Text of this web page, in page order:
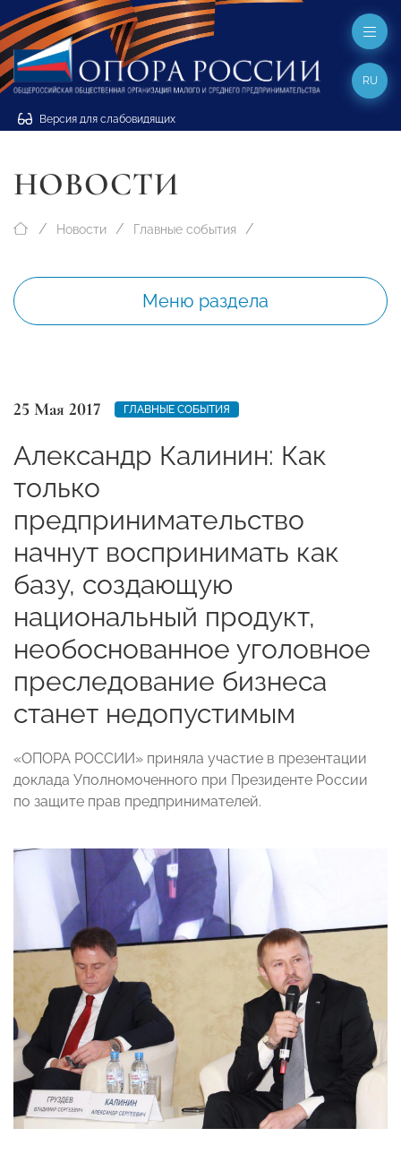
Версия для слабовидящих
RU
НОВОСТИ
Новости Главные события
Меню раздела
25 Мая 2017 ГЛАВНЫЕ СОБЫТИЯ
Александр Калинин: Как
только
предпринимательство
начнут воспринимать как
базу, создающую
национальный продукт,
необоснованное уголовное
преследование бизнеса
станет недопустимым
«ОПОРА РОССИИ» приняла участие в презентации
доклада Уполномоченного при Президенте России
по защите прав предпринимателей.